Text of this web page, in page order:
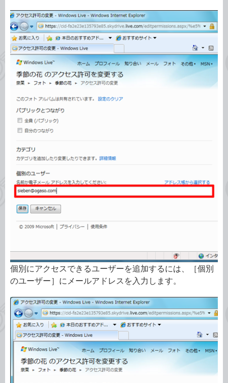
個別にアクセスできるユーザーを追加するには、［個別
のユーザー］にメールアドレスを入力します。